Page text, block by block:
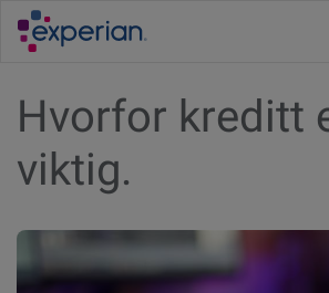
Hvorfor kreditt
viktig.